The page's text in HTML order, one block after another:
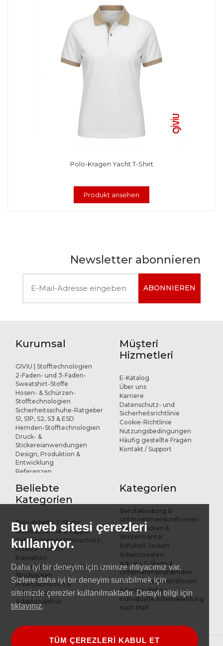
Polo-Kragen Yacht T-Shirt
Produkt ansehen
Newsletter abonnieren
ABONNIEREN
Kurumsal
GIVIU | Stofftechnologien
2-Faden- und 3-Faden-
Sweatshirt-Stoffe
Hosen- & Schürzen-
Stofftechnologien
Sicherheitsschuhe-Ratgeber
S1, S1P, S2, S3 & ESD
Hemden-Stofftechnologien
Druck- &
Stickereianwendungen
Design, Produktion &
Entwicklung
Referenzen
Müşteri
Hizmetleri
E-Katalog
Über uns
Karriere
Datenschutz- und
Sicherheitsrichtlinie
Cookie-Richtlinie
Nutzungsbedingungen
Häufig gestellte Fragen
Kontakt / Support
Beliebte
Kategorien
Polo-Arbeits-T-Shirts
Arbeitsschirme & Kappen
Reflektierende Warnschutz-
Arbeits-T-Shirts
Krawatten
Technische Arbeitspullover &
Strickjacken
Arbeitsschürzen &
Laborkittel
Arbeitszubehör
Kategorien
Berufskleidung &
Unternehmensuniformen
Fleece-Jacken &
Wintermäntel
Softshell-Jacken
Arbeitswesten
Arbeits-T-Shirts &
Unternehmenshemden
Technische Arbeitshosen
Arbeitszubehör
Individuelle Arbeitskleidung
nach Maß
Bu web sitesi çerezleri
kullanıyor.
Daha iyi bir deneyim için izninize ihtiyacımız var.
Sizlere daha iyi bir deneyim sunabilmek için
sitemizde çerezler kullanılmaktadır. Detaylı bilgi için
tıklayınız.
TÜM ÇEREZLERİ KABUL ET